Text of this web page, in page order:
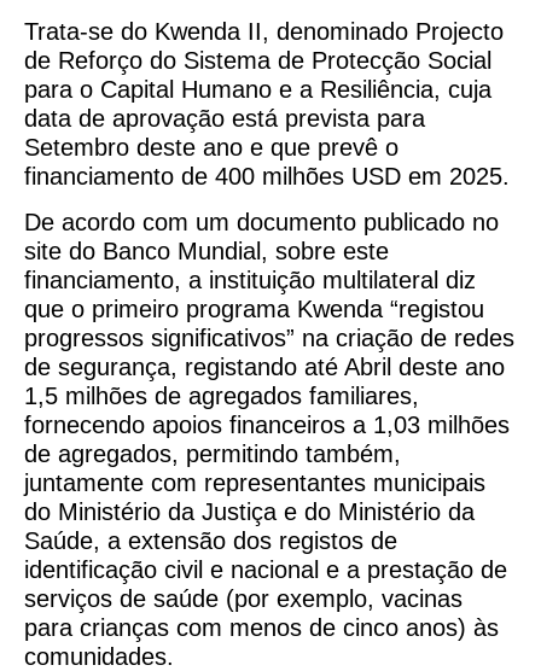
Trata-se do Kwenda II, denominado Projecto
de Reforço do Sistema de Protecção Social
para o Capital Humano e a Resiliência, cuja
data de aprovação está prevista para
Setembro deste ano e que prevê o
financiamento de 400 milhões USD em 2025.
De acordo com um documento publicado no
site do Banco Mundial, sobre este
financiamento, a instituição multilateral diz
que o primeiro programa Kwenda “registou
progressos significativos” na criação de redes
de segurança, registando até Abril deste ano
1,5 milhões de agregados familiares,
fornecendo apoios financeiros a 1,03 milhões
de agregados, permitindo também,
juntamente com representantes municipais
do Ministério da Justiça e do Ministério da
Saúde, a extensão dos registos de
identificação civil e nacional e a prestação de
serviços de saúde (por exemplo, vacinas
para crianças com menos de cinco anos) às
comunidades.